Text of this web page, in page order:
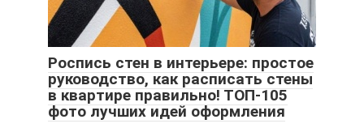
Роспись стен в интерьере: простое
руководство, как расписать стены
в квартире правильно! ТОП-105
фото лучших идей оформления